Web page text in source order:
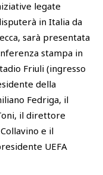
legate
in Italia da
sarà presentata
stampa in
Friuli (ingresso
della
Fedriga, il
il direttore
e il
UEFA